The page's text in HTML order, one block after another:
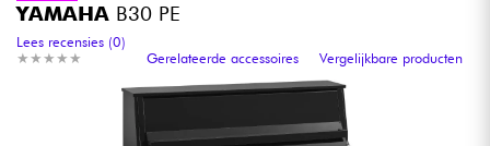
Versterker & Effecten
Toetsenbord & Piano
Synths & samplers
YAMAHA B30 PE
★ ★ ★ ★ ★
★ ★ ★ ★ ★
Lees recensies (0)
Gerelateerde accessoires
Vergelijkbare producten